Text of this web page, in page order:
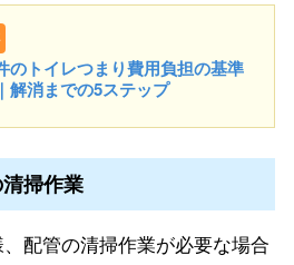
のトイレつまり費用負担の基準
解消までの5ステップ
掃作業
配管の清掃作業が必要な場合